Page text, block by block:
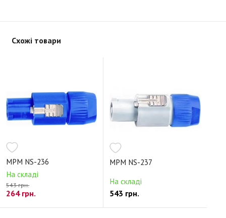
Схожі товари
MPM NS-236
На складі
543 грн.
264 грн.
MPM NS-237
На складі
543 грн.